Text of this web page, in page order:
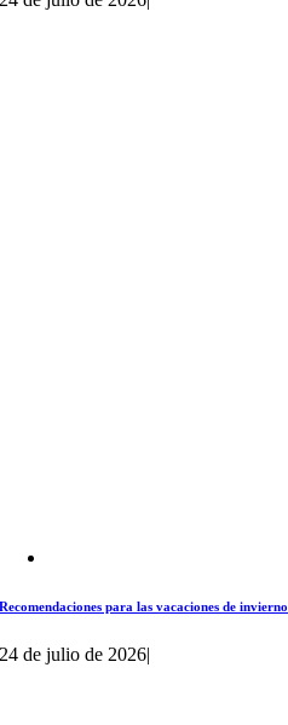
Recomendaciones para las vacaciones de invierno
24 de julio de 2026|